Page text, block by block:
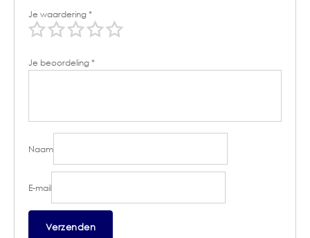
Je waardering*
Je beoordeling*
Naam
E-mail